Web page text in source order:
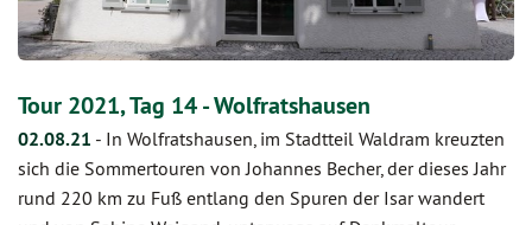
Tour 2021, Tag 14 - Wolfratshausen
02.08.21 - In Wolfratshausen, im Stadtteil Waldram kreuzten
sich die Sommertouren von Johannes Becher, der dieses Jahr
rund 220 km zu Fuß entlang den Spuren der Isar wandert